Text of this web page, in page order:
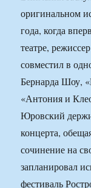
оригинальном
года, когда
театре,
совместил в
Бернарда Шоу,
«Антония и
Юровский
концерта,
сочинение на
запланировал
фестиваль